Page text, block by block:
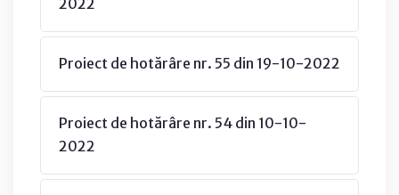
Proiect de hotărâre nr. 55 din 19-10-2022
Proiect de hotărâre nr. 54 din 10-10-
2022